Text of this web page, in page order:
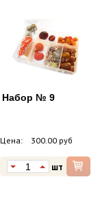
Набор № 9
Цена: 300.00 руб
шт